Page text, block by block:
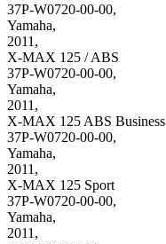
37P-W0720-00-00,
Yamaha,
2011 ,
X-MAX 125 / ABS
37P-W0720-00-00,
Yamaha,
2011 ,
X-MAX 125 ABS Business
37P-W0720-00-00,
Yamaha,
2011 ,
X-MAX 125 Sport
37P-W0720-00-00,
Yamaha,
2011 ,